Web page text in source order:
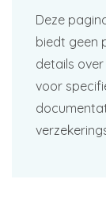
Deze
biedt geen
details
voor